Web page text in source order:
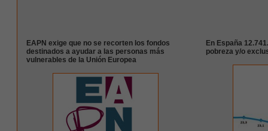
EAPN exige que no se recorten los fondos
destinados a ayudar a las personas más
vulnerables de la Unión Europea
En España
pobreza y/o